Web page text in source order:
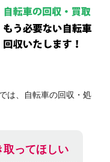
は、自転車の回収・処
取ってほしい